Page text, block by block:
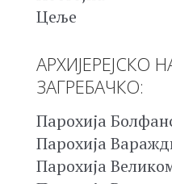
Цеље
АРХИЈЕРЕЈСКО
ЗАГРЕБАЧКО:
Парохија
Парохија
Парохија